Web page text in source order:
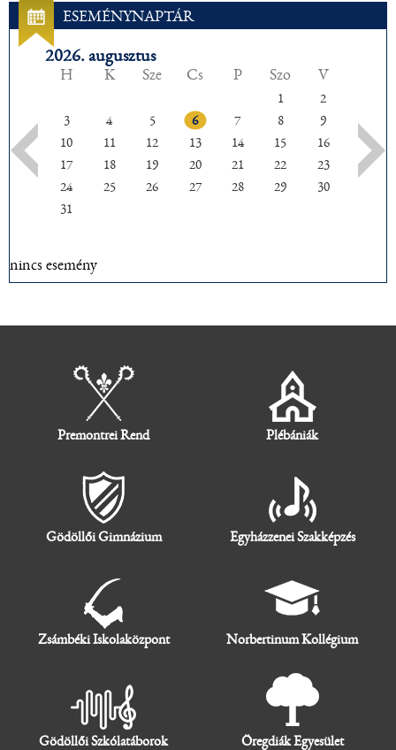
ESEMÉNYNAPTÁR
2026. augusztus
H K Sze Cs P Szo V
1
2
3
4 5 6 7 8
9
10
11 12 13 14 15
16
17
18 19 20 21 22
23
24
25 26 27 28 29
30
31
nincs esemény
Premontrei Rend Plébániák
Gödöllői Gimnázium Egyházzenei Szakképzés
Zsámbéki Iskolaközpont Norbertinum Kollégium
Gödöllői Szkólatáborok Öregdiák Egyesület